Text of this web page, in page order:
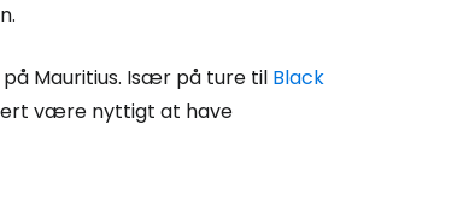
Mauritius. Især på ture til Black
være nyttigt at have